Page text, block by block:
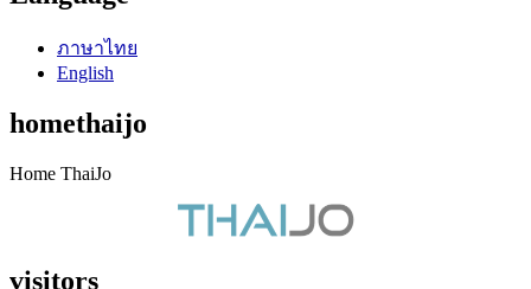
ภาษาไทย
English
homethaijo
Home ThaiJo
visitors